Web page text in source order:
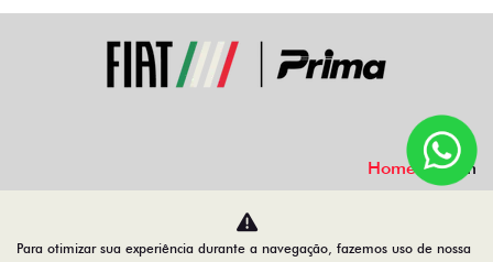
Home 0km
Desacelere. Seu bem maior é a vida.
Para otimizar sua experiência durante a navegação, fazemos uso de nossa